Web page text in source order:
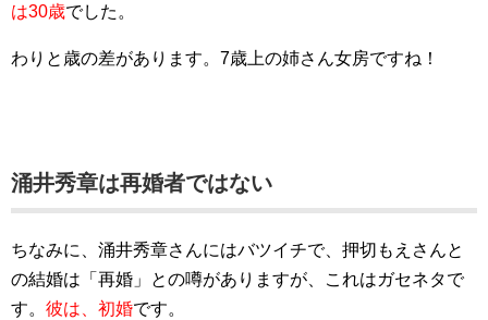
は30歳でした。
わりと歳の差があります。7歳上の姉さん女房ですね！
涌井秀章は再婚者ではない
ちなみに、涌井秀章さんにはバツイチで、押切もえさんと
の結婚は「再婚」との噂がありますが、これはガセネタで
す。 彼は、初婚です。